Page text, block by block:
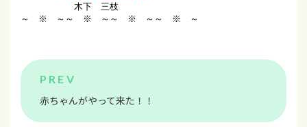
木下 三枝
～ ※ ～ ～ ※ ～ ～ ※ ～ ～ ※ ～
赤ちゃんがやって来た！！